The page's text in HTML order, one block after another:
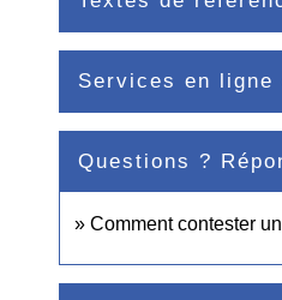
Services en ligne
Questions ?
Comment contester